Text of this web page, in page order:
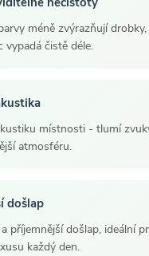
méně zvýrazňují
vypadá čistě déle.
místnosti - tlumí
atmosféru.
došlap
příjemnější došlap, ideální
každý den.